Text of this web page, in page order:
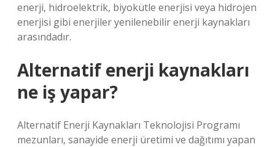
enerji, hidroelektrik, biyokütle enerjisi veya hidrojen
enerjisi gibi enerjiler yenilenebilir enerji kaynakları
arasındadır.
Alternatif enerji kaynakları
ne iş yapar?
Alternatif Enerji Kaynakları Teknolojisi Programı
mezunları, sanayide enerji üretimi ve dağıtımı yapan